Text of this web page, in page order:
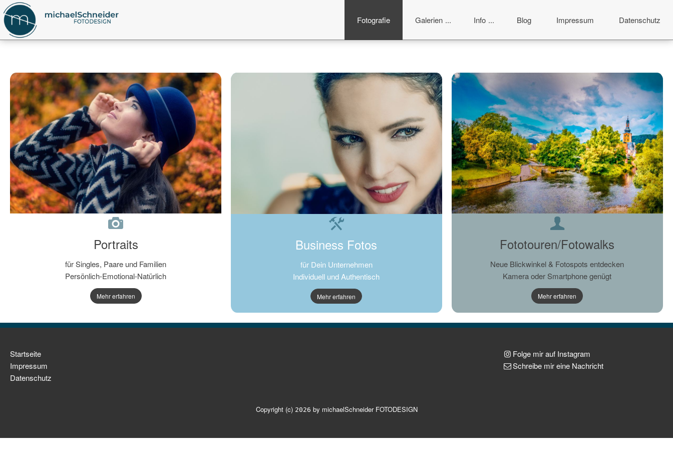
Fotografie Galerien Info Blog Impressum Datenschutz
Portraits
für Singles, Paare und Familien
Persönlich-Emotional-Natürlich
Mehr erfahren
Business Fotos
für Dein Unternehmen
Individuell und Authentisch
Mehr erfahren
Fototouren/Fotowalks
Neue Blickwinkel & Fotospots entdecken
Kamera oder Smartphone genügt
Mehr erfahren
Navigation
überspringen
Startseite
Impressum
Datenschutz
Folge mir auf Instagram
Schreibe mir eine Nachricht
Copyright (c) 2026 by michaelSchneider FOTODESIGN